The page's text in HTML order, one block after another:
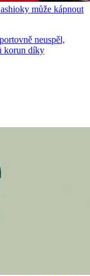
může kápnout
neuspěl,
korun díky